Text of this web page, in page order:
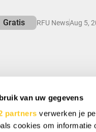
van uw gegevens
partners verwerken je
cookies om informatie
Gratis RFU NewsAug 5,
voor speciale